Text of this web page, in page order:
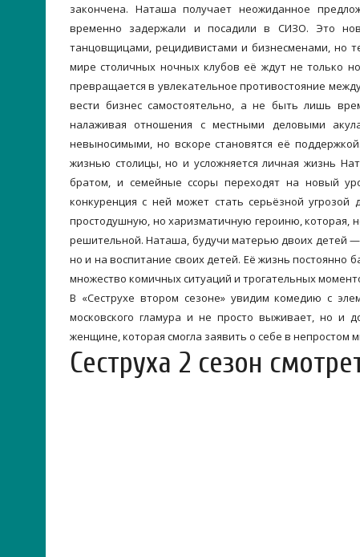
закончена. Наташа получает неожиданное
временно задержали и посадили в СИЗО. Это
танцовщицами, рецидивистами и бизнесменами, но
мире столичных ночных клубов её ждут не только
превращается в увлекательное противостояние
вести бизнес самостоятельно, а не быть лишь
налаживая отношения с местными деловыми
невыносимыми, но вскоре становятся её
жизнью столицы, но и усложняется личная жизнь
братом, и семейные ссоры переходят на новый
конкуренция с ней может стать серьёзной
простодушную, но харизматичную героиню, которая,
решительной. Наташа, будучи матерью двоих детей
но и на воспитание своих детей. Её жизнь постоянно
множество комичных ситуаций и трогательных
В «Сеструхе втором сезоне» увидим комедию с
московского гламура и не просто выживает, но и
женщине, которая смогла заявить о себе в непростом
Сеструха 2 сезон